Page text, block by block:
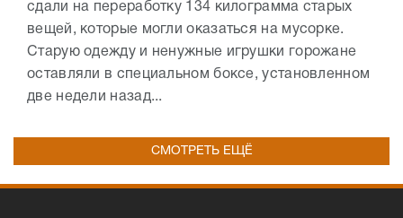
сдали на переработку 134 килограмма старых
вещей, которые могли оказаться на мусорке.
Старую одежду и ненужные игрушки горожане
оставляли в специальном боксе, установленном
две недели назад...
СМОТРЕТЬ ЕЩЁ